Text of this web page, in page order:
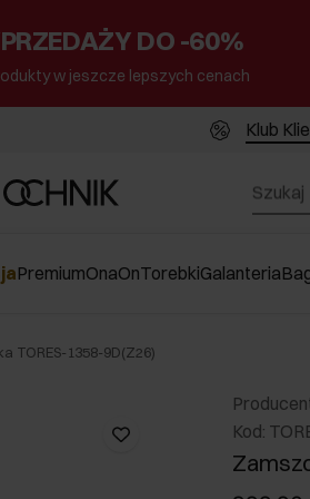
DO -60%
w jeszcze lepszych cenach
Klub
PremiumOnaOnTorebkiGalanteria
TORES-1358-9D(Z26)
Kod: